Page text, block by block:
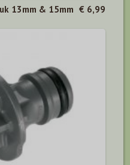
13mm & 15mm € 6,99